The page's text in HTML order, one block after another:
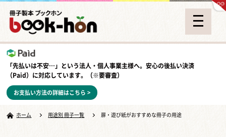
「先払いは不安…」という法人・個人事業主様へ。安心の後払い決済
（Paid） に対応しています。（※要審査）
お支払い方法の詳細はこちら >
ホーム 用途別 冊子一覧 扉・遊び紙がおすすめな冊子の用途